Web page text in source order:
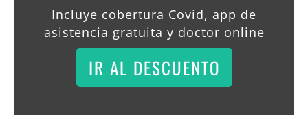
Incluye cobertura Covid, app de
asistencia gratuita y doctor online
IR AL DESCUENTO